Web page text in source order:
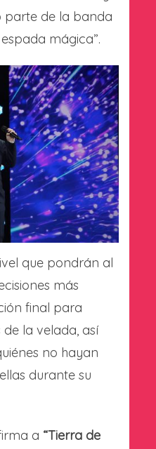
parte de la banda
mágica”.
que pondrán al
más
final para
la velada, así
no hayan
durante su
a “Tierra de